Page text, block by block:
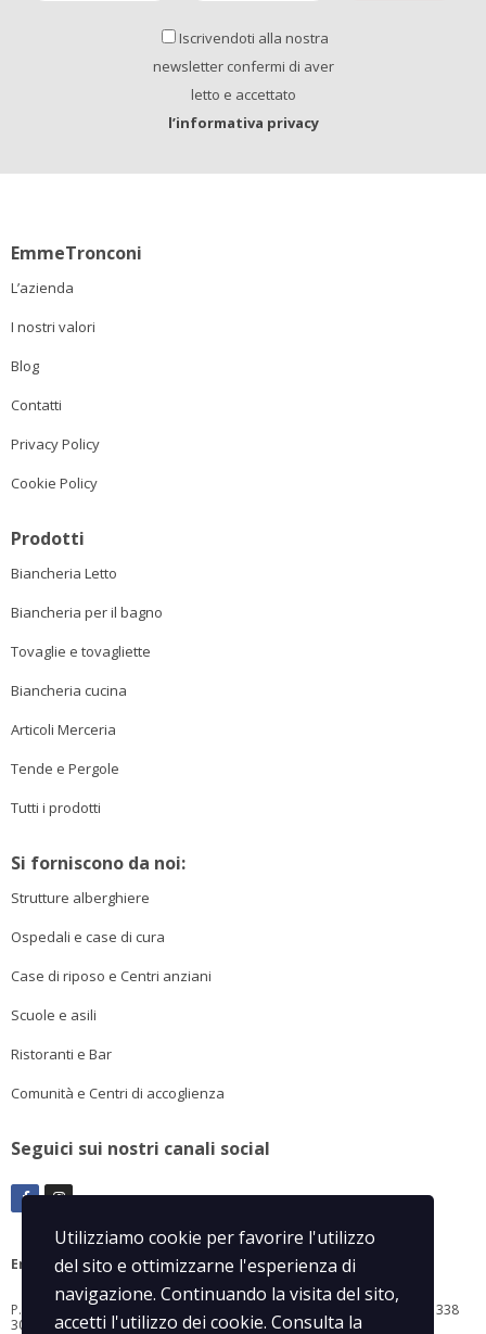
Iscrivendoti alla nostra
newsletter confermi di aver
letto e accettato
l’informativa privacy
EmmeTronconi
L’azienda
I nostri valori
Blog
Contatti
Privacy Policy
Cookie Policy
Prodotti
Biancheria Letto
Biancheria per il bagno
Tovaglie e tovagliette
Biancheria cucina
Articoli Merceria
Tende e Pergole
Tutti i prodotti
Si forniscono da noi:
Strutture alberghiere
Ospedali e case di cura
Case di riposo e Centri anziani
Scuole e asili
Ristoranti e Bar
Comunità e Centri di accoglienza
Seguici sui nostri canali social
EmmeTronconidi Tronconi Mauro
P.IVA: 02426930026
Cell +39 338
3037914Fax: 0331 204526
Utilizziamo cookie per favorire l'utilizzo
del sito e ottimizzarne l'esperienza di
navigazione. Continuando la visita del sito,
accetti l'utilizzo dei cookie. Consulta la